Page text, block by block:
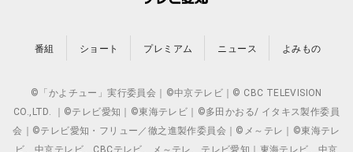
番組 ショート プレミアム ニュース よみもの
©「かよチュー」実行委員会｜©中京テレビ｜© CBC TELEVISION
CO.,LTD. ｜©テレビ愛知｜©東海テレビ｜©多田かおる/ イタキス製作委員
会｜©テレビ愛知・フリュー／徹之進製作委員会｜©メ～テレ｜©東海テレ
ビ、中京テレビ、CBCテレビ、メ～テレ、テレビ愛知｜東海テレビ、中京